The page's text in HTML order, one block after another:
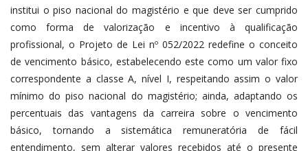
institui o piso nacional do magistério e que deve ser cumprido
como forma de valorização e incentivo à qualificação
profissional, o Projeto de Lei nº 052/2022 redefine o conceito
de vencimento básico, estabelecendo este como um valor fixo
correspondente a classe A, nível I, respeitando assim o valor
mínimo do piso nacional do magistério; ainda, adaptando os
percentuais das vantagens da carreira sobre o vencimento
básico, tornando a sistemática remuneratória de fácil
entendimento, sem alterar valores recebidos até o presente